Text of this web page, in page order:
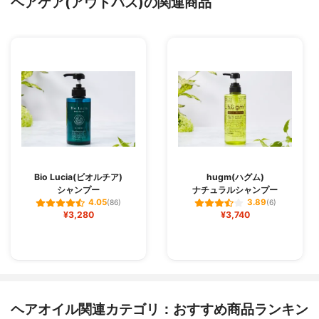
Bio Lucia(ビオルチア)
シャンプー
4.05(86)
¥3,280
hugm(ハグム)
ナチュラルシャンプー
3.89(6)
¥3,740
ヘアオイル関連カテゴリ：おすすめ商品ランキン